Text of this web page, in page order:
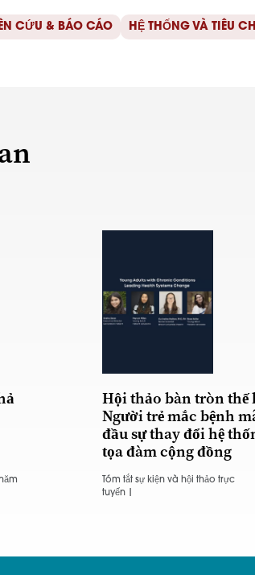
CỨU & BÁO CÁO HỆ THỐNG VÀ TIÊU
Hội thảo bàn tròn thế
Người trẻ mắc bệnh
đầu sự thay đổi hệ
tọa đàm cộng đồng
Tóm tắt sự kiện và hội thảo trực
tuyến |